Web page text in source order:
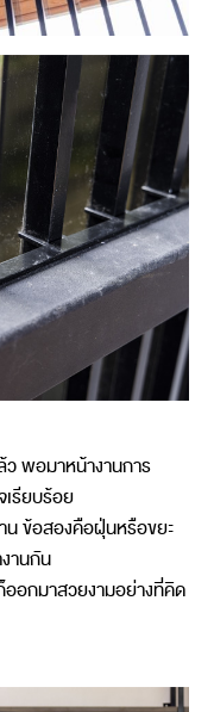
ว พอมาหน้างานการ
เรียบร้อย
น ข้อสองคือฝุ่นหรือขยะ
านกัน
ออกมาสวยงามอย่างที่คิด